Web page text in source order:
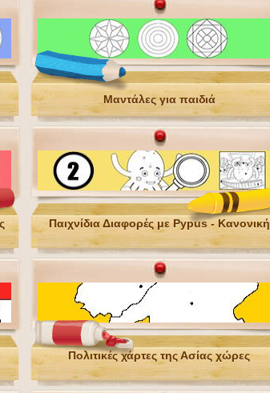
Μαντάλες για παιδιά
Παιχνίδια Διαφορές με Pypus - Κανονική
Πολιτικές χάρτες της Ασίας χώρες